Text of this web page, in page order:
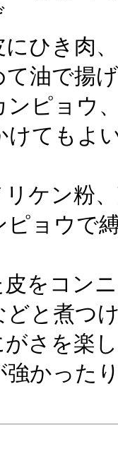
き肉、
油で揚
ピョウ、
けてもよ
ケン粉、
ョウで
をコン
どと煮つ
さを楽
かった